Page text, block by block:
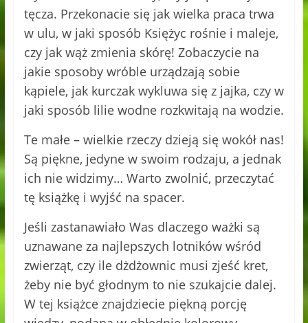
tęcza. Przekonacie się jak wielka praca trwa
w ulu, w jaki sposób Księżyc rośnie i maleje,
czy jak wąż zmienia skórę! Zobaczycie na
jakie sposoby wróble urządzają sobie
kąpiele, jak kurczak wykluwa się z jajka, czy w
jaki sposób lilie wodne rozkwitają na wodzie.
Te małe – wielkie rzeczy dzieją się wokół nas!
Są piękne, jedyne w swoim rodzaju, a jednak
ich nie widzimy… Warto zwolnić, przeczytać
tę książkę i wyjść na spacer.
Jeśli zastanawiało Was dlaczego ważki są
uznawane za najlepszych lotników wśród
zwierząt, czy ile dżdżownic musi zjeść kret,
żeby nie być głodnym to nie szukajcie dalej.
W tej książce znajdziecie piękną porcję